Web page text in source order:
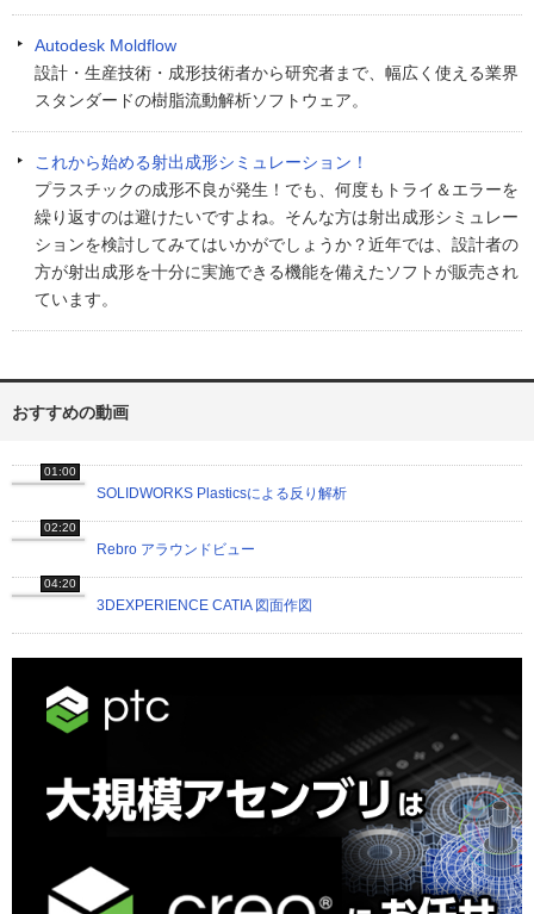
Autodesk Moldflow
設計・生産技術・成形技術者から研究者まで、幅広く使える業界
スタンダードの樹脂流動解析ソフトウェア。
これから始める射出成形シミュレーション！
プラスチックの成形不良が発生！でも、何度もトライ＆エラーを
繰り返すのは避けたいですよね。そんな方は射出成形シミュレー
ションを検討してみてはいかがでしょうか？近年では、設計者の
方が射出成形を十分に実施できる機能を備えたソフトが販売され
ています。
おすすめの動画
01:00
SOLIDWORKS Plasticsによる反り解析
02:20
Rebro アラウンドビュー
04:20
3DEXPERIENCE CATIA 図面作図